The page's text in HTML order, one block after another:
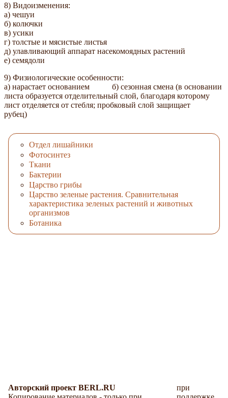
8) Видоизменения:
а) чешуи
б) колючки
в) усики
г) толстые и мясистые листья
д) улавливающий аппарат насекомоядных растений
е) семядоли
9) Физиологические особенности:
а) нарастает основанием б) сезонная смена (в основании
листа образуется отделительный слой, благодаря которому
лист отделяется от стебля; пробковый слой защищает
рубец)
Отдел лишайники
Фотосинтез
Ткани
Бактерии
Царство грибы
Царство зеленые растения. Сравнительная
характеристика зеленых растений и животных
организмов
Ботаника
Авторский проект BERL.RU
при